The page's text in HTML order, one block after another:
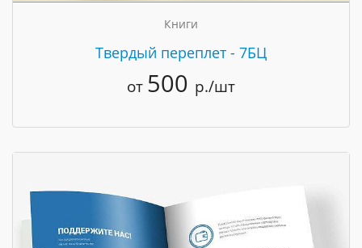
Книги
Твердый переплет - 7БЦ
от 500 р./шт